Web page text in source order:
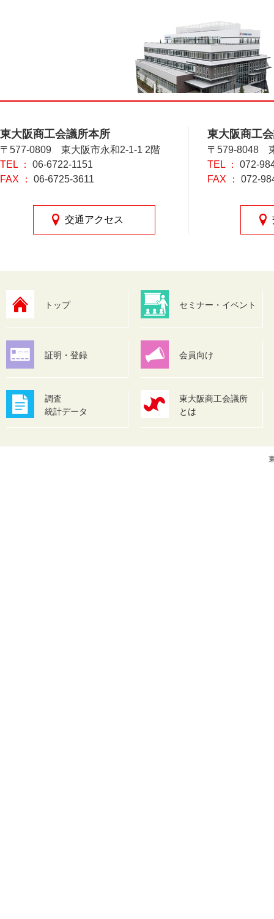
東大阪商工会議所本所
〒577-0809 東大阪市永和2-1-1 2階
TEL ：
06-6722-1151
FAX ：
06-6725-3611
交通アクセス
東大阪商工
〒579-8048
TEL ：
072-
FAX ：
072-
トップ セミナー・イベント
証明・登録 会員向け
調査
統計データ
東大阪商工会議所
とは